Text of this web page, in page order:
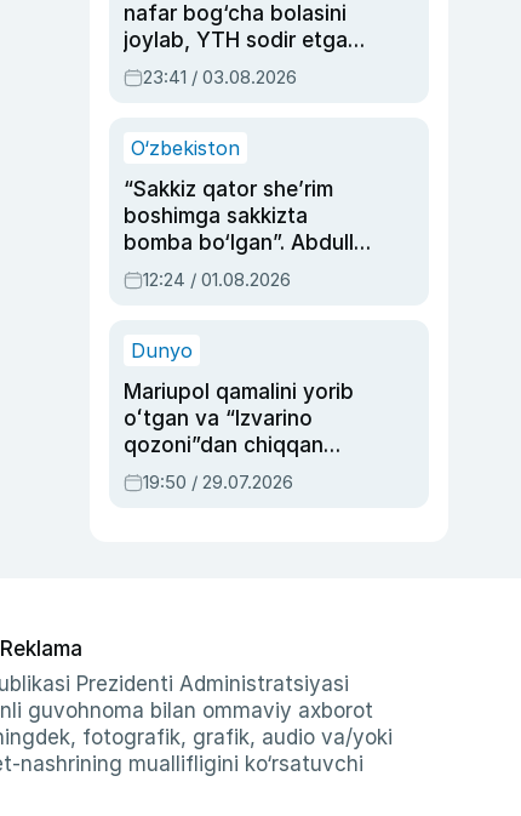
nafar bog‘cha bolasini
joylab, YTH sodir etgan
ayolga sud hukmi o‘qildi
23:41 / 03.08.2026
O‘zbekiston
“Sakkiz qator she’rim
boshimga sakkizta
bomba bo‘lgan”. Abdulla
Oripovni siyosiy
ayblovlardan asrab
12:24 / 01.08.2026
Dunyo
Mariupol qamalini yorib
oʻtgan va “Izvarino
qozoni”dan chiqqan
qahramon — Ukraina
armiyasi bosh
19:50 / 29.07.2026
Reklama
Prezidenti Administratsiyasi
guvohnoma bilan ommaviy axborot
fotografik, grafik, audio va/yoki
nashrining muallifligini ko‘rsatuvchi